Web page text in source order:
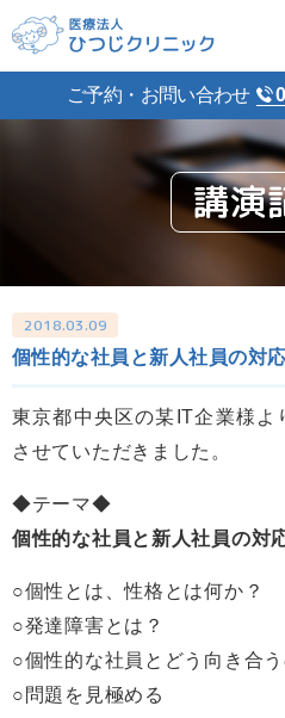
ご予約・お問い合わせ
講演
2018.03.09
個性的な社員と新人社員の対
東京都中央区の某IT企業様よ
させていただきました。
◆テーマ◆
個性的な社員と新人社員の対
○個性とは、性格とは何か？
○発達障害とは？
○個性的な社員とどう向き合う
○問題を見極める